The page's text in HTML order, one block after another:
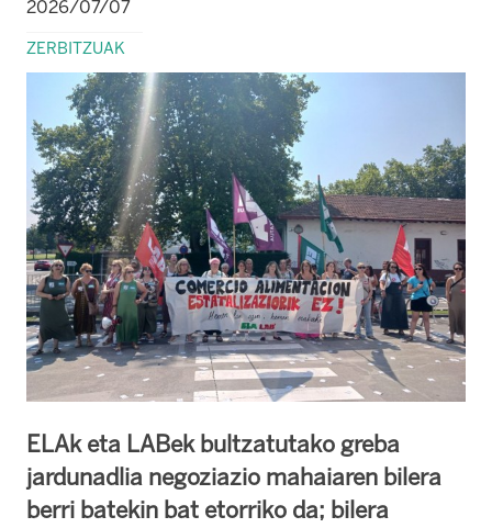
2026/07/07
ZERBITZUAK
ELAk eta LABek bultzatutako greba
jardunadlia negoziazio mahaiaren bilera
berri batekin bat etorriko da; bilera